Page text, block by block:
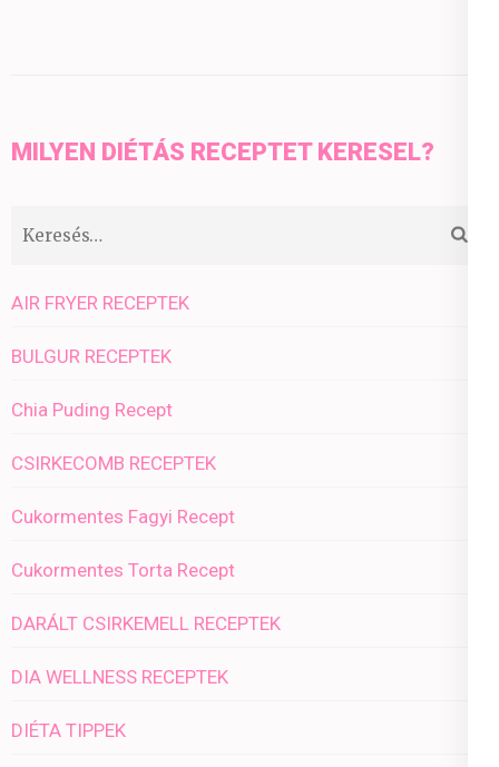
MILYEN DIÉTÁS RECEPTET KERESEL?
Keresés:
AIR FRYER RECEPTEK
BULGUR RECEPTEK
Chia Puding Recept
CSIRKECOMB RECEPTEK
Cukormentes Fagyi Recept
Cukormentes Torta Recept
DARÁLT CSIRKEMELL RECEPTEK
DIA WELLNESS RECEPTEK
DIÉTA TIPPEK